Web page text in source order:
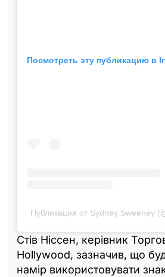
Посмотреть эту публикацию в
Публикация от Sydney Sweeney
Стів Ніссен, керівник
Hollywood, зазначив, що
намір використовувати